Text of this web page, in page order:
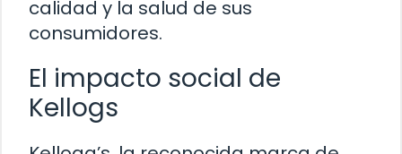
calidad y la salud de sus
consumidores.
El impacto social de
Kellogs